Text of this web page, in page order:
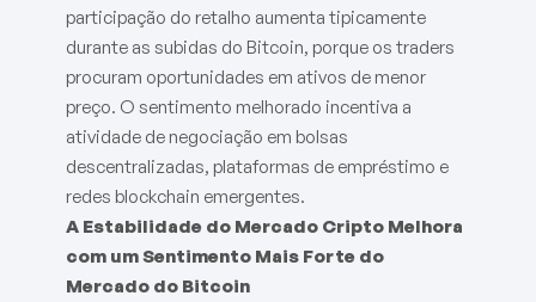
participação do retalho aumenta tipicamente
durante as subidas do Bitcoin, porque os traders
procuram oportunidades em ativos de menor
preço. O sentimento melhorado incentiva a
atividade de negociação em bolsas
descentralizadas, plataformas de empréstimo e
redes blockchain emergentes.
A Estabilidade do Mercado Cripto Melhora
com um Sentimento Mais Forte do
Mercado do Bitcoin